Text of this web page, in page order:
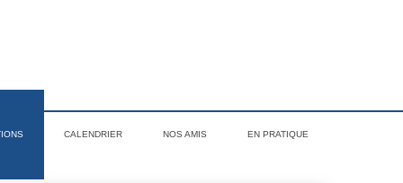
CALENDRIER NOS AMIS EN PRATIQUE